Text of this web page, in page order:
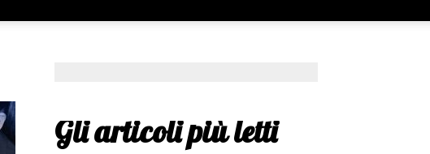
Gli articoli più letti